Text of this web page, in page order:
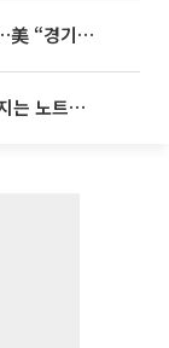
이란, 미국에 호르무즈 합의 조건 제시…美 “경기 아직 안 끝나” [종합]
맥북 품은 삼성에 ‘중국산’ 맹추격⋯커지는 노트북 OLED 시장